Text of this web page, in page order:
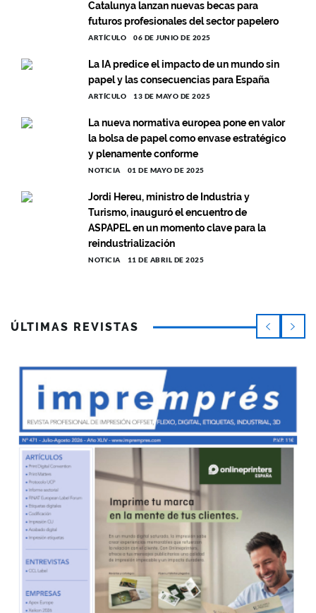
Catalunya lanzan nuevas becas para
futuros profesionales del sector papelero
ARTÍCULO 06 DE JUNIO DE 2025
La IA predice el impacto de un mundo sin
papel y las consecuencias para España
ARTÍCULO 13 DE MAYO DE 2025
La nueva normativa europea pone en valor
la bolsa de papel como envase estratégico
y plenamente conforme
NOTICIA 01 DE MAYO DE 2025
Jordi Hereu, ministro de Industria y
Turismo, inauguró el encuentro de
ASPAPEL en un momento clave para la
reindustrialización
NOTICIA 11 DE ABRIL DE 2025
ÚLTIMAS REVISTAS